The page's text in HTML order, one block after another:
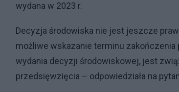
wydana w 2023 r.
Decyzja środowiska nie jest jeszcze
możliwe wskazanie terminu zakończenia
wydania decyzji środowiskowej, jest
przedsięwzięcia – odpowiedziała na